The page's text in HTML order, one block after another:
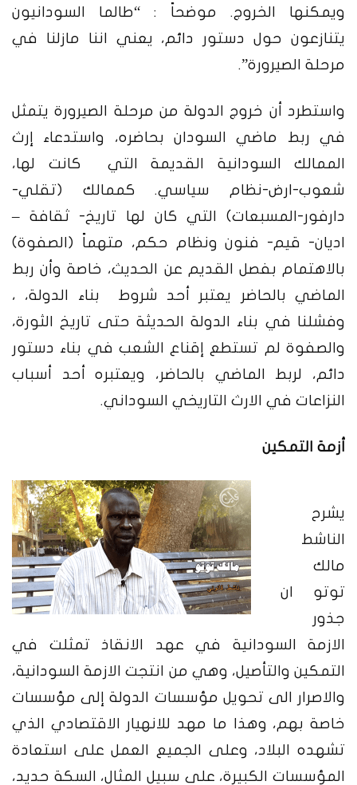
ويمكنها الخروج. موضحاً : “طالما السودانيون
يتنازعون حول دستور دائم، يعني اننا مازلنا في
مرحلة الصيرورة”.
واستطرد أن خروج الدولة من مرحلة الصيرورة يتمثل
في ربط ماضي السودان بحاضره، واستدعاء إرث
الممالك السودانية القديمة التي كانت لها،
شعوب-ارض-نظام سياسي. كممالك (تقلي-
دارفور-المسبعات) التي كان لها تاريخ- ثقافة –
اديان- قيم- فنون ونظام حكم، متهماً (الصفوة)
بالاهتمام بفصل القديم عن الحديث، خاصة وأن ربط
الماضي بالحاضر يعتبر أحد شروط بناء الدولة، ،
وفشلنا في بناء الدولة الحديثة حتى تاريخ الثورة،
والصفوة لم تستطع إقناع الشعب في بناء دستور
دائم، لربط الماضي بالحاضر، ويعتبره أحد أسباب
النزاعات في الارث التاريخي السوداني.
أزمة التمكين
يشرح
الناشط
مالك
توتو ان
جذور
الازمة السودانية في عهد الانقاذ تمثلت في
التمكين والتأصيل، وهي من انتجت الازمة السودانية،
والاصرار الى تحويل مؤسسات الدولة إلى مؤسسات
خاصة بهم، وهذا ما مهد للانهيار الاقتصادي الذي
تشهده البلاد، وعلى الجميع العمل على استعادة
المؤسسات الكبيرة، على سبيل المثال، السكة حديد،